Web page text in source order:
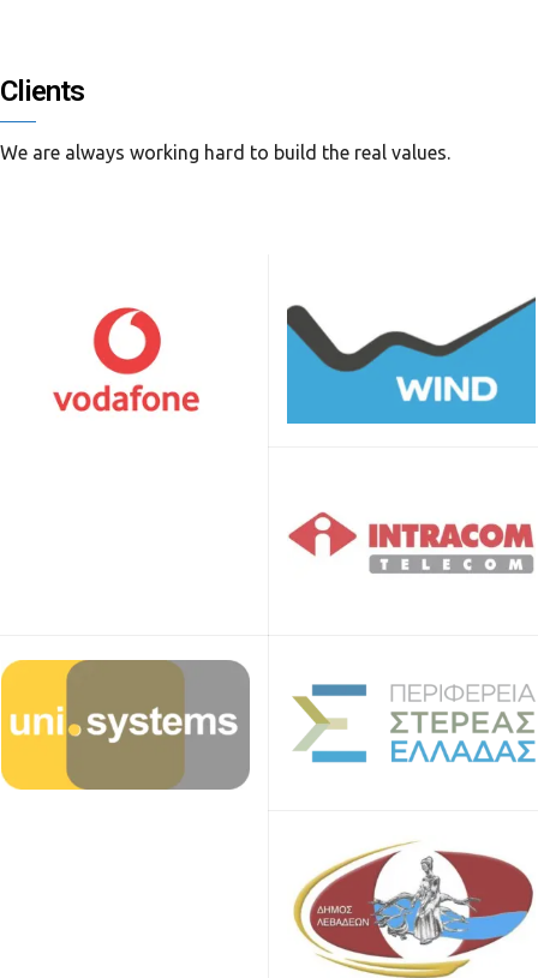
Clients
We are always working hard to build the real values.